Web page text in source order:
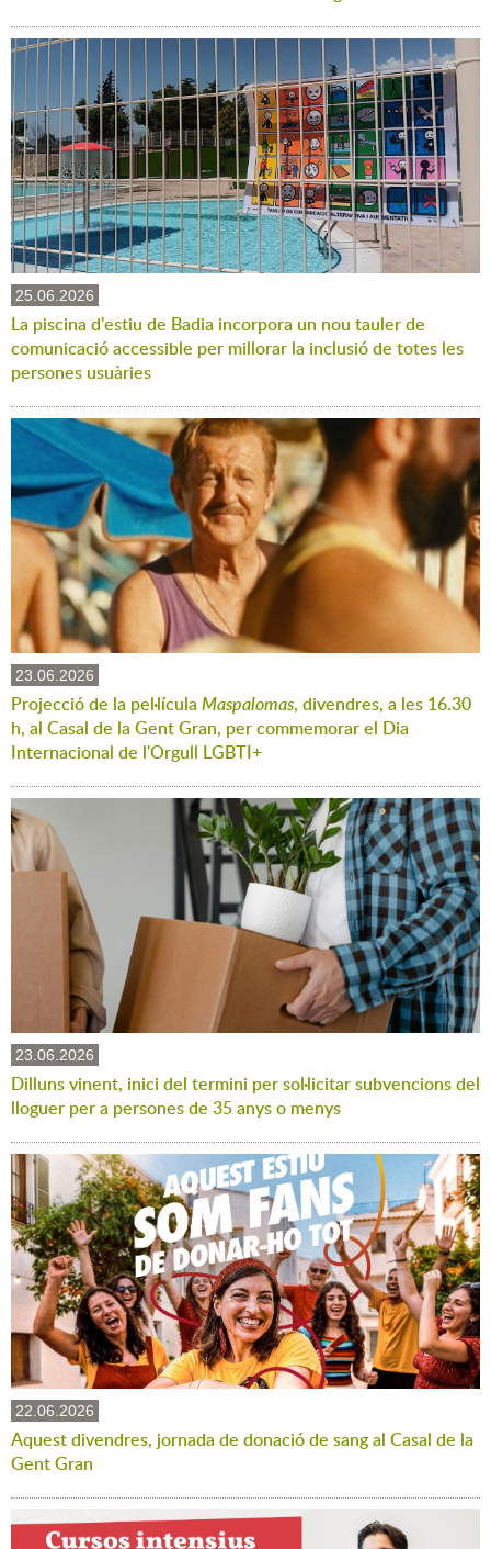
25.06.2026
La piscina d'estiu de Badia incorpora un nou tauler de
comunicació accessible per millorar la inclusió de totes les
persones usuàries
23.06.2026
Projecció de la pel·lícula Maspalomas, divendres, a les 16.30
h, al Casal de la Gent Gran, per commemorar el Dia
Internacional de l'Orgull LGBTI+
23.06.2026
Dilluns vinent, inici del termini per sol·licitar subvencions del
lloguer per a persones de 35 anys o menys
22.06.2026
Aquest divendres, jornada de donació de sang al Casal de la
Gent Gran